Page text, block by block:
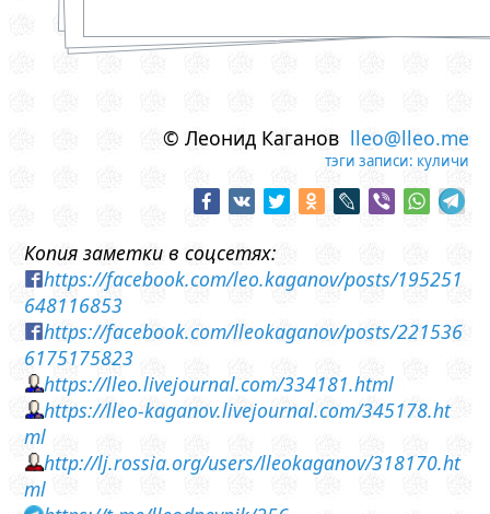
© Леонид Каганов lleo@lleo.me
тэги записи: куличи
Копия заметки в соцсетях:
https://facebook.com/leo.kaganov/posts/195251
648116853
https://facebook.com/lleokaganov/posts/221536
6175175823
https://lleo.livejournal.com/334181.html
https://lleo-kaganov.livejournal.com/345178.ht
ml
http://lj.rossia.org/users/lleokaganov/318170.ht
ml